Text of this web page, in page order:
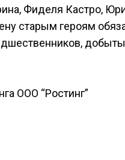
Фиделя Кастро,
старым героям
ООО “Ростинг”